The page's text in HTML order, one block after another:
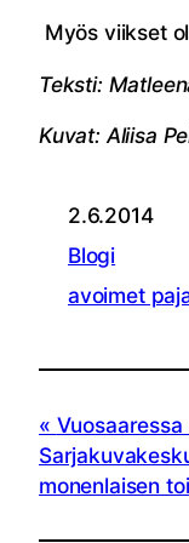
Myös viikset
Teksti:
Kuvat: Aliisa
2.6.2014
Blogi
avoimet
monenlaisen